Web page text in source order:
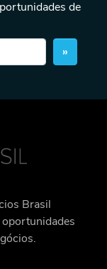
de
»
Brasil